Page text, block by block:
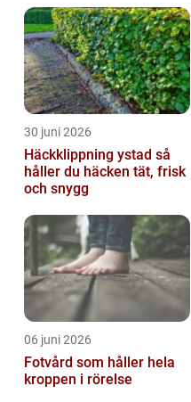
30 juni 2026
Häckklippning ystad så
håller du häcken tät, frisk
och snygg
06 juni 2026
Fotvård som håller hela
kroppen i rörelse